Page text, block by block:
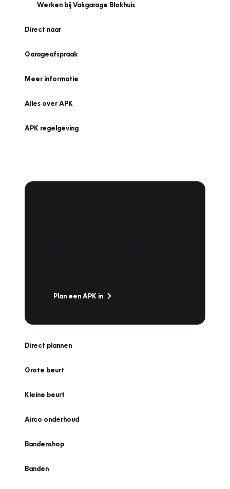
Werken bij Vakgarage Blokhuis
Direct naar
Garageafspraak
Meer informatie
Alles over APK
APK regelgeving
Plan een APK in
Direct plannen
Grote beurt
Kleine beurt
Airco onderhoud
Bandenshop
Banden